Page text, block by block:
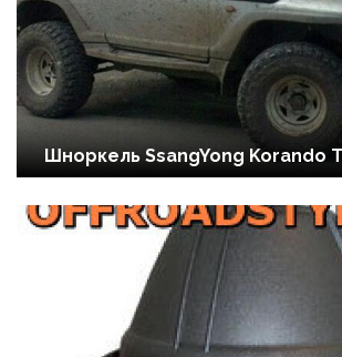
Шноркель SsangYong Korando